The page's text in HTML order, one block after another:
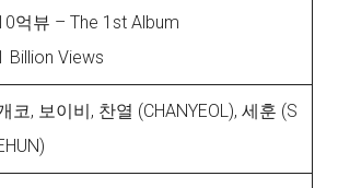
억뷰 – The 1st Album
Billion Views
코, 보이비, 찬열 (CHANYEOL), 세훈 (S